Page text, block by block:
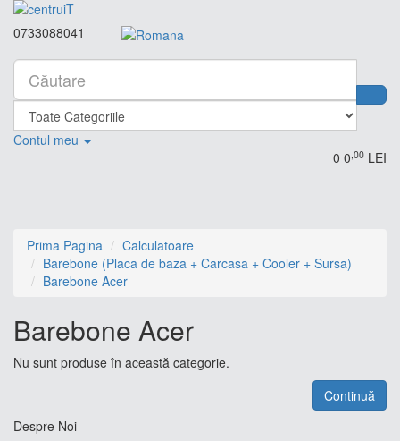
0733088041
Contul meu
0 0,00 LEI
Prima Pagina
Calculatoare
Barebone (Placa de baza + Carcasa + Cooler + Sursa)
Barebone Acer
Barebone Acer
Nu sunt produse în această categorie.
Continuă
Despre Noi